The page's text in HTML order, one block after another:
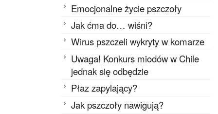
Emocjonalne życie pszczoły
Jak ćma do… wiśni?
Wirus pszczeli wykryty w komarze
Uwaga! Konkurs miodów w Chile
jednak się odbędzie
Płaz zapylający?
Jak pszczoły nawigują?